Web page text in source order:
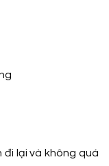
đi lại và không quá